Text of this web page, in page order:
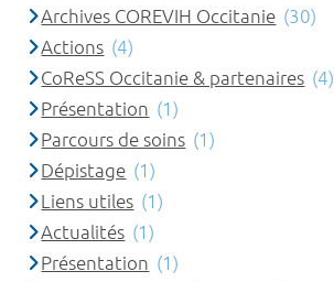
Archives COREVIH Occitanie (30)
Actions (4)
CoReSS Occitanie & partenaires (4)
Présentation (1)
Parcours de soins (1)
Dépistage (1)
Liens utiles (1)
Actualités (1)
Présentation (1)